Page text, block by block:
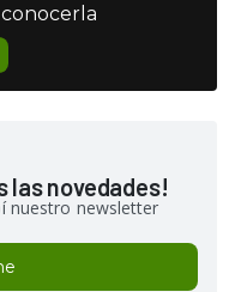
las novedades!
nuestro newsletter